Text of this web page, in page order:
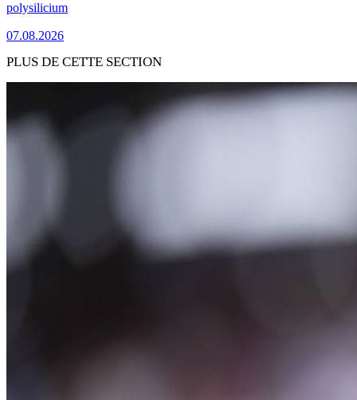
polysilicium
07.08.2026
PLUS DE CETTE SECTION